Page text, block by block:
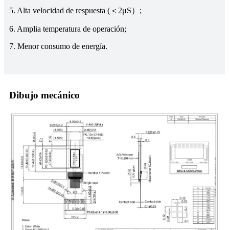
5. Alta velocidad de respuesta (＜2μS）;
6. Amplia temperatura de operación;
7. Menor consumo de energía.
Dibujo mecánico